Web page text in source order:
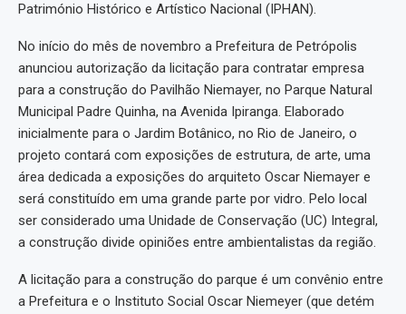
Património Histórico e Artístico Nacional (IPHAN).
No início do mês de novembro a Prefeitura de Petrópolis
anunciou autorização da licitação para contratar empresa
para a construção do Pavilhão Niemayer, no Parque Natural
Municipal Padre Quinha, na Avenida Ipiranga. Elaborado
inicialmente para o Jardim Botânico, no Rio de Janeiro, o
projeto contará com exposições de estrutura, de arte, uma
área dedicada a exposições do arquiteto Oscar Niemayer e
será constituído em uma grande parte por vidro. Pelo local
ser considerado uma Unidade de Conservação (UC) Integral,
a construção divide opiniões entre ambientalistas da região.
A licitação para a construção do parque é um convênio entre
a Prefeitura e o Instituto Social Oscar Niemeyer (que detém